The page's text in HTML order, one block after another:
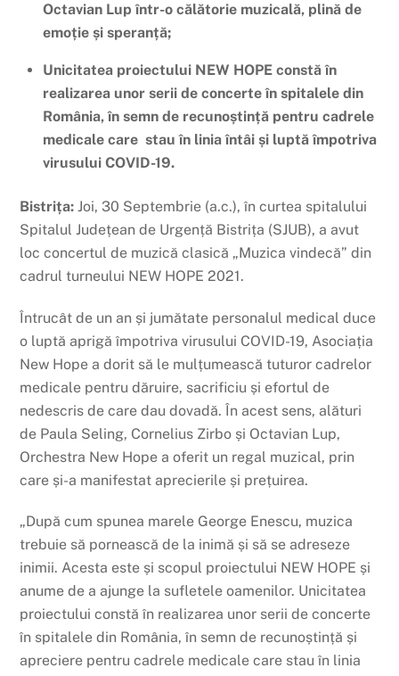
Octavian Lup într-o călătorie muzicală, plină de
emoție și speranță;
Unicitatea proiectului NEW HOPE constă în
realizarea unor serii de concerte în spitalele din
România, în semn de recunoștință pentru cadrele
medicale care stau în linia întâi și luptă împotriva
virusului COVID-19.
Bistrița: Joi, 30 Septembrie (a.c.), în curtea spitalului
Spitalul Județean de Urgență Bistrița (SJUB), a avut
loc concertul de muzică clasică „Muzica vindecă” din
cadrul turneului NEW HOPE 2021.
Întrucât de un an și jumătate personalul medical duce
o luptă aprigă împotriva virusului COVID-19, Asociația
New Hope a dorit să le mulțumească tuturor cadrelor
medicale pentru dăruire, sacrificiu și efortul de
nedescris de care dau dovadă. În acest sens, alături
de Paula Seling, Cornelius Zirbo și Octavian Lup,
Orchestra New Hope a oferit un regal muzical, prin
care și-a manifestat aprecierile și prețuirea.
„După cum spunea marele George Enescu, muzica
trebuie să pornească de la inimă și să se adreseze
inimii. Acesta este și scopul proiectului NEW HOPE și
anume de a ajunge la sufletele oamenilor. Unicitatea
proiectului constă în realizarea unor serii de concerte
în spitalele din România, în semn de recunoștință și
apreciere pentru cadrele medicale care stau în linia